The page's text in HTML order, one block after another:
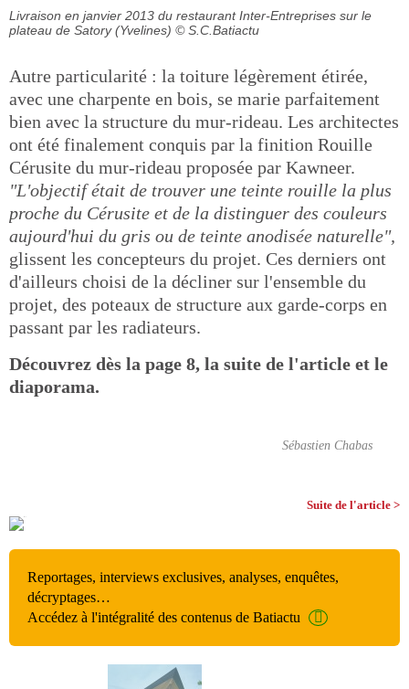
Livraison en janvier 2013 du restaurant Inter-Entreprises sur le
plateau de Satory (Yvelines) © S.C.Batiactu
Autre particularité : la toiture légèrement étirée,
avec une charpente en bois, se marie parfaitement
bien avec la structure du mur-rideau. Les architectes
ont été finalement conquis par la finition Rouille
Cérusite du mur-rideau proposée par Kawneer.
"L'objectif était de trouver une teinte rouille la plus
proche du Cérusite et de la distinguer des couleurs
aujourd'hui du gris ou de teinte anodisée naturelle",
glissent les concepteurs du projet. Ces derniers ont
d'ailleurs choisi de la décliner sur l'ensemble du
projet, des poteaux de structure aux garde-corps en
passant par les radiateurs.
Découvrez dès la page 8, la suite de l'article et le
diaporama.
Sébastien Chabas
Suite de l'article >
Reportages, interviews exclusives, analyses, enquêtes,
décryptages…
Accédez à l'intégralité des contenus de Batiactu